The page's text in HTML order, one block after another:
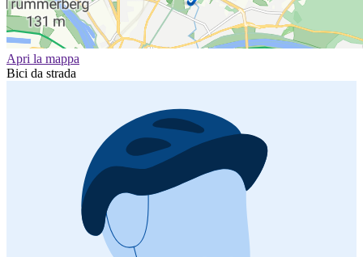
Apri la mappa
Bici da strada